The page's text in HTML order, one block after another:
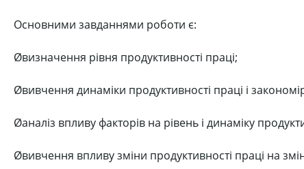
Основними завданнями роботи є:
Øвизначення рівня продуктивності праці;
Øвивчення динаміки продуктивності праці і
Øаналіз впливу факторів на рівень і динаміку
Øвивчення впливу зміни продуктивності праці на